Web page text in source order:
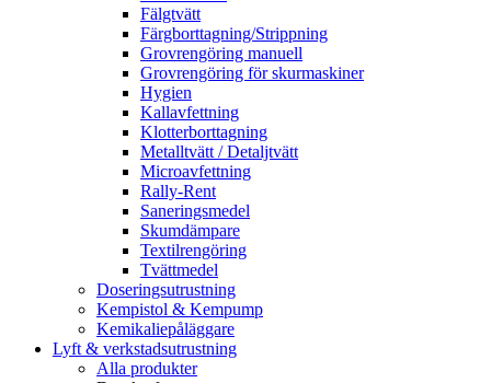
Fälgtvätt
Färgborttagning/Strippning
Grovrengöring manuell
Grovrengöring för skurmaskiner
Hygien
Kallavfettning
Klotterborttagning
Metalltvätt / Detaljtvätt
Microavfettning
Rally-Rent
Saneringsmedel
Skumdämpare
Textilrengöring
Tvättmedel
Doseringsutrustning
Kempistol & Kempump
Kemikaliepåläggare
Lyft & verkstadsutrustning
Alla produkter